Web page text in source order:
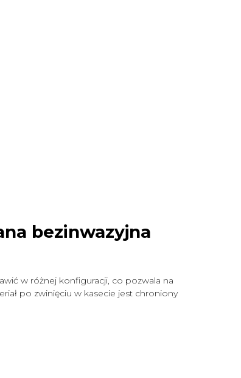
bezinwazyjna
w różnej konfiguracji, co pozwala na
po zwinięciu w kasecie jest chroniony